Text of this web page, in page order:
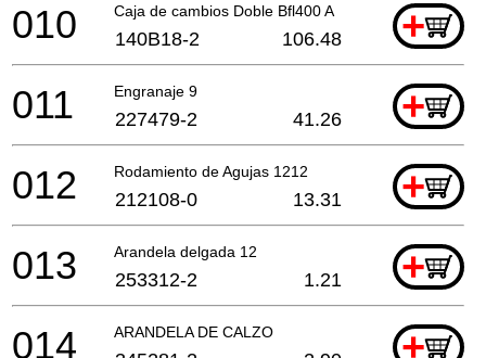
Caja de cambios Doble Bfl400 A +
010 140B18-2 106.48
Engranaje 9 +
011 227479-2 41.26
Rodamiento de Agujas 1212 +
012 212108-0 13.31
Arandela delgada 12 +
013 253312-2 1.21
ARANDELA DE CALZO +
014